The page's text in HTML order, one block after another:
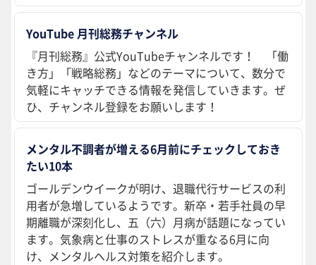
YouTube 月刊総務チャンネル
『月刊総務』公式YouTubeチャンネルです！ 「働
き方」「戦略総務」などのテーマについて、数分で
気軽にキャッチできる情報を発信していきます。ぜ
ひ、チャンネル登録をお願いします！
メンタル不調者が増える6月前にチェックしておき
たい10本
ゴールデンウイークが明け、退職代行サービスの利
用者が急増しているようです。新卒・若手社員の早
期離職が深刻化し、五（六）月病が話題になってい
ます。気象病と仕事のストレスが重なる6月に向
け、メンタルヘルス対策を紹介します。